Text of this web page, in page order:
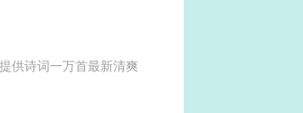
供诗词一万首最新清爽